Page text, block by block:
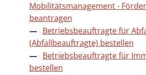
Mobilitätsmanagement -
beantragen
Betriebsbeauftragte für
(Abfallbeauftragte) bestellen
Betriebsbeauftragte für
bestellen